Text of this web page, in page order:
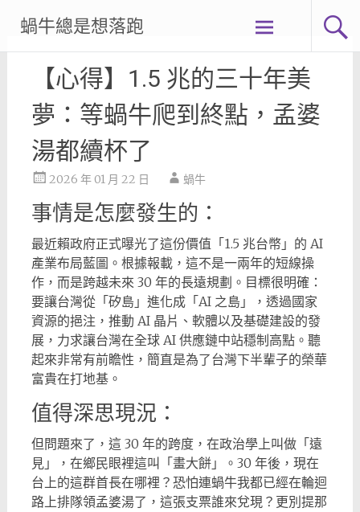
content
蝸牛總是想落跑
【心得】1.5 兆的三十年美
夢：等蝸牛爬到終點，孟婆
湯都續杯了
2026 年 01 月 22 日 蝸牛
事情是怎麼發生的：
最近賴政府正式曝光了這份價值「1.5 兆台幣」的 AI
產業布局藍圖。根據報載，這不是一兩年的短線操
作，而是跨越未來 30 年的長遠規劃。目標很明確：
要讓台灣從「矽島」進化成「AI 之島」，透過國家
資源的挹注，推動 AI 晶片、軟體以及基礎建設的發
展，力求讓台灣在全球 AI 供應鏈中站穩制高點。聽
起來非常有前瞻性，簡直是為了台灣下半輩子的榮華
富貴在打地基。
值得深思現況：
但問題來了，這 30 年的跨度，在政治學上叫做「遠
見」，在鄉民眼裡這叫「畫大餅」。30 年後，現在
台上的這群首長在哪裡？恐怕連蝸牛我都已經在輪迴
路上排隊領孟婆湯了，這張支票誰來兌現？更別提那